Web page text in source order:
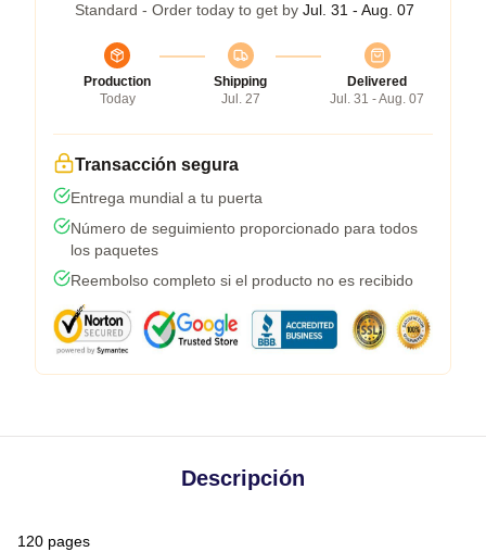
Standard - Order today to get by Jul. 31 - Aug. 07
Production
Today
Shipping
Jul. 27
Delivered
Jul. 31 - Aug. 07
Transacción segura
Entrega mundial a tu puerta
Número de seguimiento proporcionado para todos
los paquetes
Reembolso completo si el producto no es recibido
Descripción
120 pages